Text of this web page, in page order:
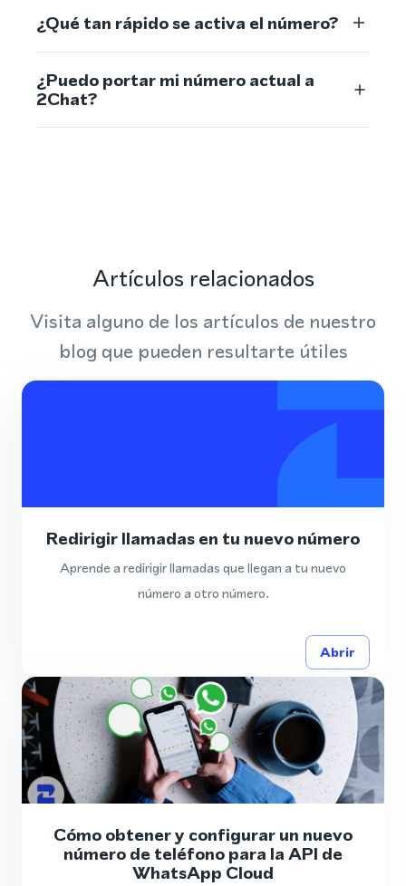
¿Qué tan rápido se activa el número?
¿Puedo portar mi número actual a
2Chat?
Artículos relacionados
Visita alguno de los artículos de nuestro
blog que pueden resultarte útiles
Redirigir llamadas en tu nuevo número
Aprende a redirigir llamadas que llegan a tu nuevo
número a otro número.
Abrir
Cómo obtener y configurar un nuevo
número de teléfono para la API de
WhatsApp Cloud